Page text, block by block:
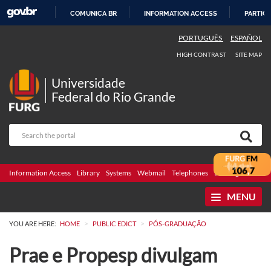
COMUNICA BR INFORMATION ACCESS
PORTUGUÊS ESPAÑOL
HIGH CONTRAST SITE MAP
Universidade
Federal do Rio Grande
Information Access Library Systems Webmail Telephones Bidding
MENU
YOU ARE HERE: HOME > PUBLIC EDICT > PÓS-GRADUAÇÃO
Prae e Propesp divulgam